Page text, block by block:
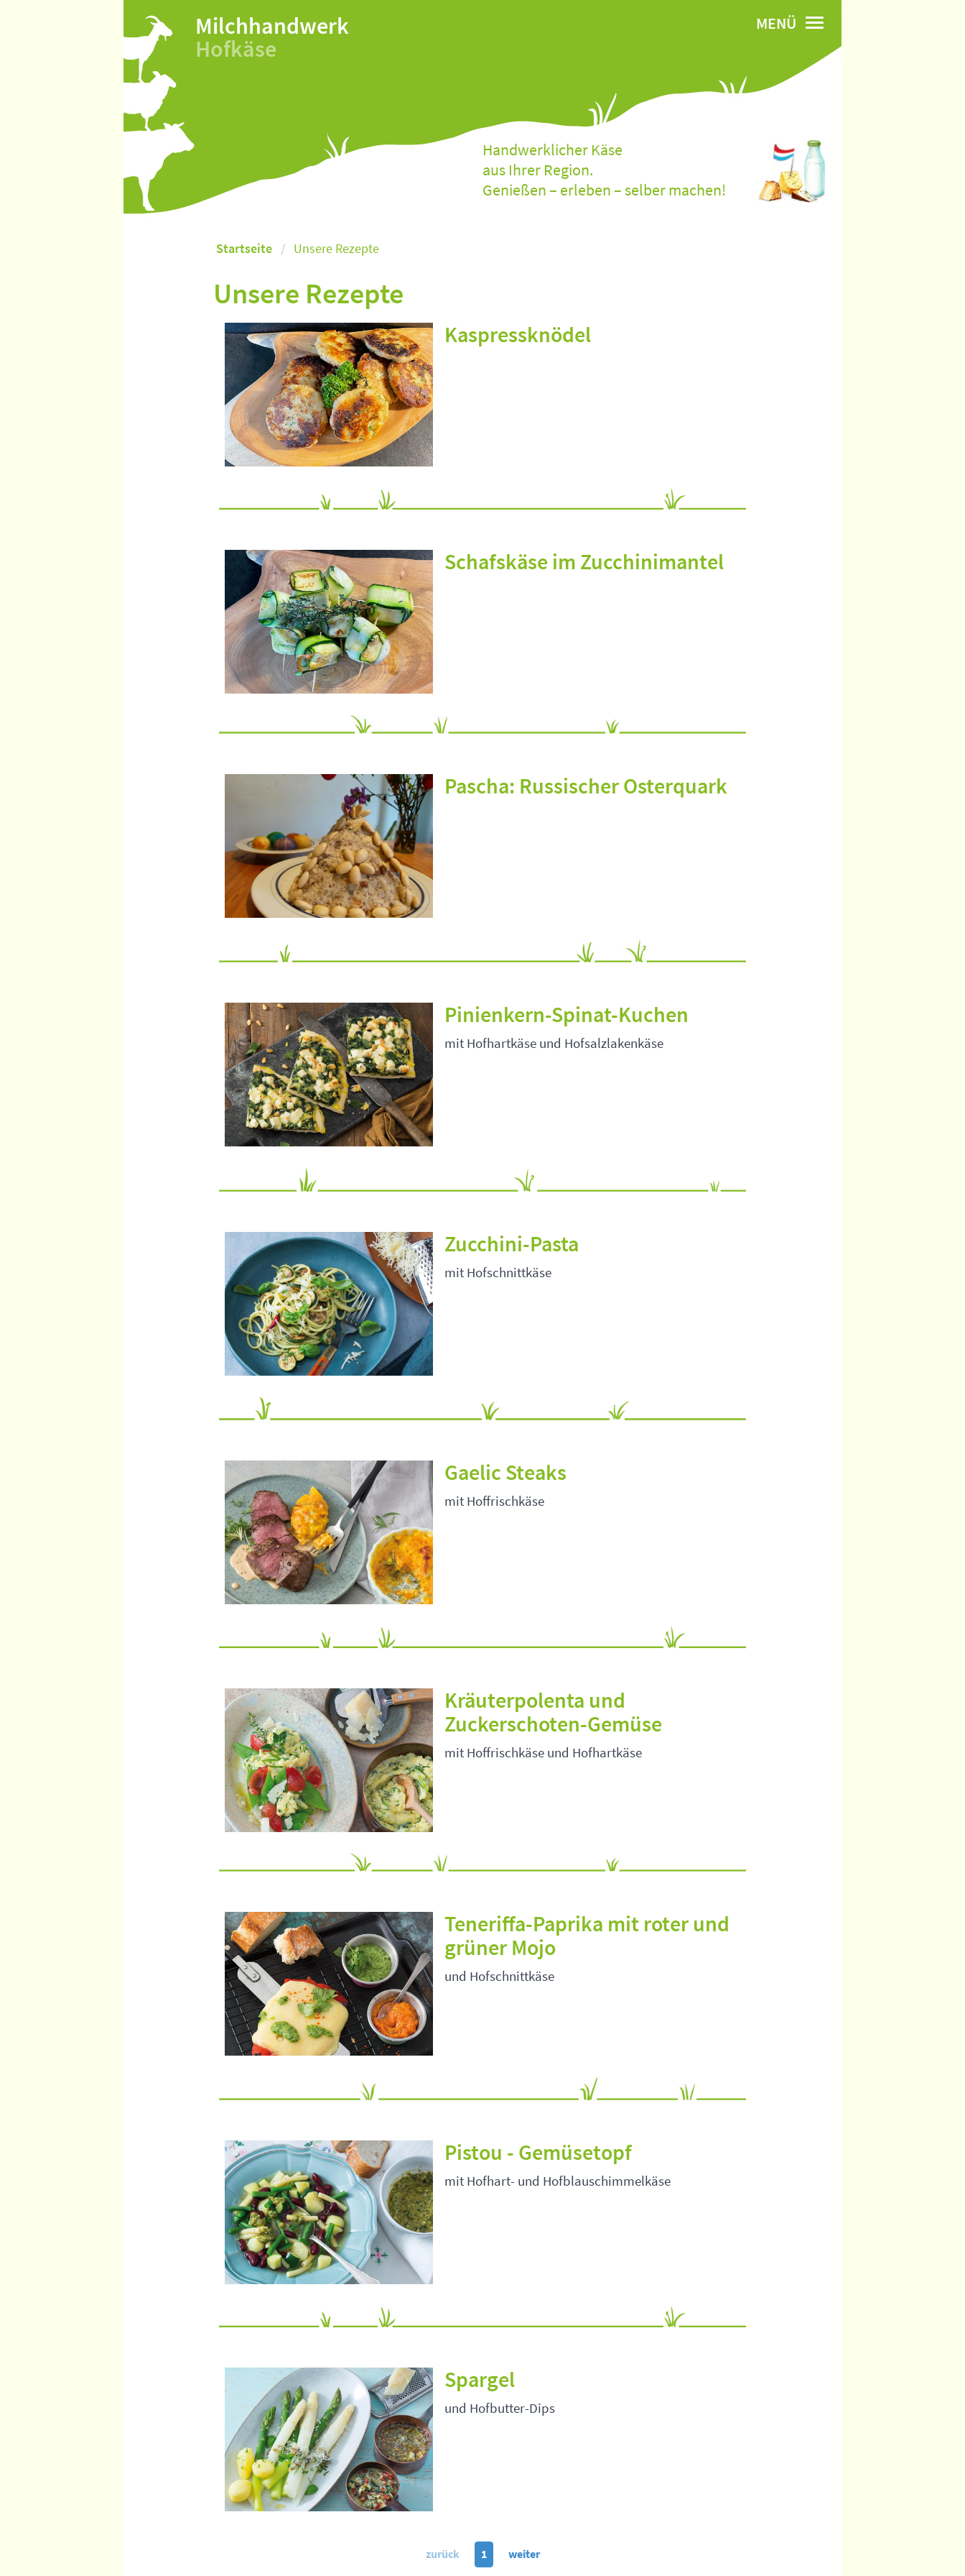
MENÜ
Milchhandwerk
Hofkäse
Handwerklicher Käse
aus Ihrer Region.
Genießen – erleben – selber machen!
Startseite Unsere Rezepte
Unsere Rezepte
Kaspressknödel
Schafskäse im Zucchinimantel
Pascha: Russischer Osterquark
Pinienkern-Spinat-Kuchen
mit Hofhartkäse und Hofsalzlakenkäse
Zucchini-Pasta
mit Hofschnittkäse
Gaelic Steaks
mit Hoffrischkäse
Kräuterpolenta und
Zuckerschoten-Gemüse
mit Hoffrischkäse und Hofhartkäse
Teneriffa-Paprika mit roter und
grüner Mojo
und Hofschnittkäse
Pistou - Gemüsetopf
mit Hofhart- und Hofblauschimmelkäse
Spargel
und Hofbutter-Dips
zurück 1 weiter